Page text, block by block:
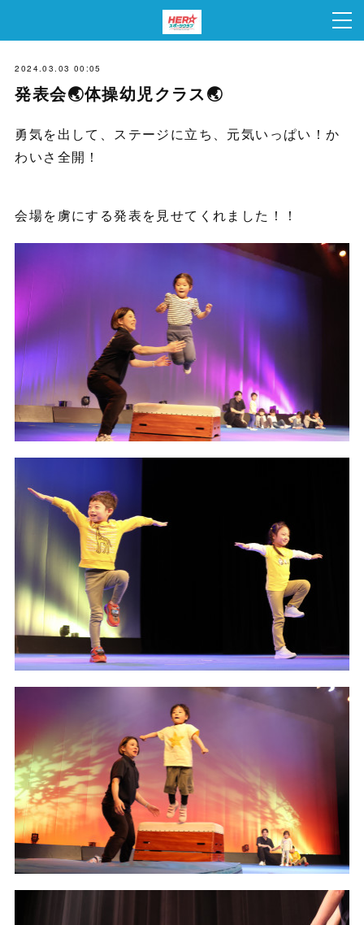
2024.03.03 00:05
発表会🌏体操幼児クラス🌏
勇気を出して、ステージに立ち、元気いっぱい！か
わいさ全開！
会場を虜にする発表を見せてくれました！！